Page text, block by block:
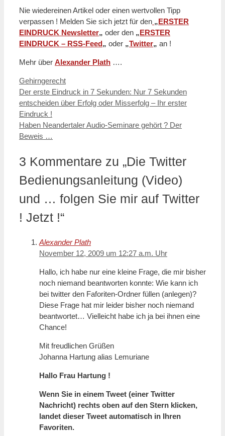
Nie wiedereinen Artikel oder einen wertvollen Tipp
verpassen ! Melden Sie sich jetzt für den „ERSTER
EINDRUCK Newsletter„ oder den „ERSTER
EINDRUCK – RSS-Feed„ oder „Twitter„ an !
Mehr über Alexander Plath ….
Kategorien
Gehirngerecht
Der erste Eindruck in 7 Sekunden: Nur 7 Sekunden
entscheiden über Erfolg oder Misserfolg – Ihr erster
Eindruck !
Haben Neandertaler Audio-Seminare gehört ? Der
Beweis …
3 Kommentare zu „Die Twitter
Bedienungsanleitung (Video)
und … folgen Sie mir auf Twitter
! Jetzt !“
Alexander Plath
November 12, 2009 um 12:27 a.m. Uhr
Hallo, ich habe nur eine kleine Frage, die mir bisher
noch niemand beantworten konnte: Wie kann ich
bei twitter den Faforiten-Ordner füllen (anlegen)?
Diese Frage hat mir leider bisher noch niemand
beantwortet… Vielleicht habe ich ja bei ihnen eine
Chance!
Mit freudlichen Grüßen
Johanna Hartung alias Lemuriane
Hallo Frau Hartung !
Wenn Sie in einem Tweet (einer Twitter
Nachricht) rechts oben auf den Stern klicken,
landet dieser Tweet automatisch in Ihren
Favoriten.